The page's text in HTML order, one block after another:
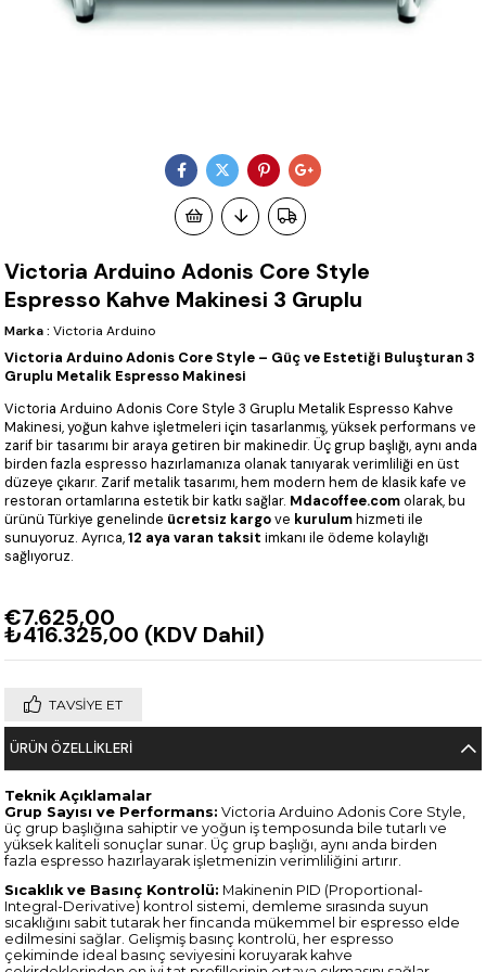
Victoria Arduino Adonis Core Style
Espresso Kahve Makinesi 3 Gruplu
Marka : Victoria Arduino
Victoria Arduino Adonis Core Style – Güç ve Estetiği Buluşturan 3
Gruplu Metalik Espresso Makinesi
Victoria Arduino Adonis Core Style 3 Gruplu Metalik Espresso Kahve
Makinesi, yoğun kahve işletmeleri için tasarlanmış, yüksek performans ve
zarif bir tasarımı bir araya getiren bir makinedir. Üç grup başlığı, aynı anda
birden fazla espresso hazırlamanıza olanak tanıyarak verimliliği en üst
düzeye çıkarır. Zarif metalik tasarımı, hem modern hem de klasik kafe ve
restoran ortamlarına estetik bir katkı sağlar. Mdacoffee.comolarak, bu
ürünü Türkiye genelinde ücretsiz kargove kurulumhizmeti ile
sunuyoruz. Ayrıca,12 aya varan taksit imkanı ile ödeme kolaylığı
sağlıyoruz.
€7.625,00
₺416.325,00 (KDV Dahil)
TAVSIYE ET
ÜRÜN ÖZELLIKLERI
Teknik Açıklamalar
Grup Sayısı ve Performans: Victoria Arduino Adonis Core Style,
üç grup başlığına sahiptir ve yoğun iş temposunda bile tutarlı ve
yüksek kaliteli sonuçlar sunar. Üç grup başlığı, aynı anda birden
fazla espresso hazırlayarak işletmenizin verimliliğini artırır.
Sıcaklık ve Basınç Kontrolü: Makinenin PID (Proportional-
Integral-Derivative) kontrol sistemi, demleme sırasında suyun
sıcaklığını sabit tutarak her fincanda mükemmel bir espresso elde
edilmesini sağlar. Gelişmiş basınç kontrolü, her espresso
çekiminde ideal basınç seviyesini koruyarak kahve